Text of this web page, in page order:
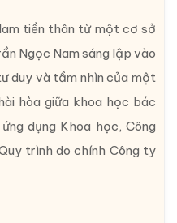
tiền thân từ một cơ sở
Ngọc Nam sáng lập vào
duy và tầm nhìn của một
hòa giữa khoa học bác
dụng Khoa học, Công
trình do chính Công ty